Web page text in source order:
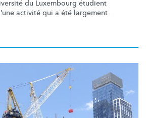
du Luxembourg étudient
activité qui a été largement